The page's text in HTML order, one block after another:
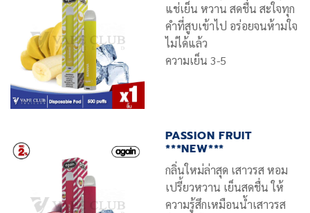
แช่เย็น หวาน สดชื่น สะใจทุก
คำที่สูบเข้าไป อร่อยจนห้ามใจ
ไม่ได้แล้ว
ความเย็น 3-5
PASSION FRUIT
***NEW***
กลิ่นใหม่ล่าสุด เสาวรส หอม
เปรี้ยวหวาน เย็นสดชื่น ให้
ความรู้สึกเหมือนน้ำเสาวรส